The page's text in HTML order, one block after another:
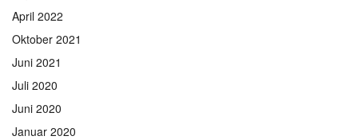
April 2022
Oktober 2021
Juni 2021
Juli 2020
Juni 2020
Januar 2020